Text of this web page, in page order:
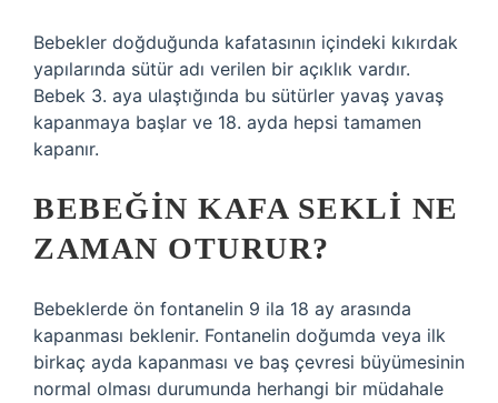
Bebekler doğduğunda kafatasının içindeki kıkırdak
yapılarında sütür adı verilen bir açıklık vardır.
Bebek 3. aya ulaştığında bu sütürler yavaş yavaş
kapanmaya başlar ve 18. ayda hepsi tamamen
kapanır.
BEBEĞIN KAFA SEKLI NE
ZAMAN OTURUR?
Bebeklerde ön fontanelin 9 ila 18 ay arasında
kapanması beklenir. Fontanelin doğumda veya ilk
birkaç ayda kapanması ve baş çevresi büyümesinin
normal olması durumunda herhangi bir müdahale